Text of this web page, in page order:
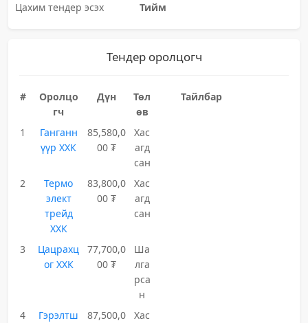
Цахим тендер эсэх
Тийм
Тендер оролцогч
#
Оролцо
гч
Дүн
Төл
өв
Тайлбар
1
Ганганн
үүр ХХК
85,580,0
00 ₮
Хас
агд
сан
2
Термо
элект
трейд
ХХК
83,800,0
00 ₮
Хас
агд
сан
3
Цацрахц
ог ХХК
77,700,0
00 ₮
Ша
лга
рса
н
4
Гэрэлтш
87,500,0
Хас